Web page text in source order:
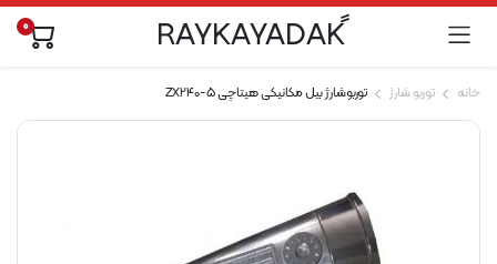
ًRAYKAYADAK 0
خانه توربو شارژ توربوشارژ بیل مکانیکی هیتاچی ZX240-5